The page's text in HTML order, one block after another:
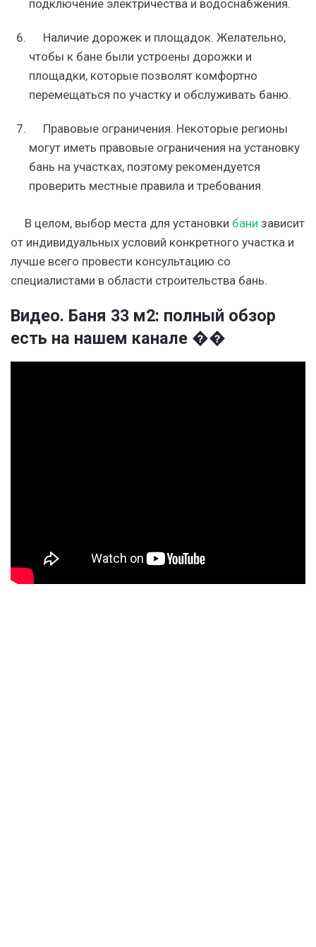
подключение электричества и водоснабжения.
Наличие дорожек и площадок. Желательно,
чтобы к бане были устроены дорожки и
площадки, которые позволят комфортно
перемещаться по участку и обслуживать баню.
Правовые ограничения. Некоторые регионы
могут иметь правовые ограничения на установку
бань на участках, поэтому рекомендуется
проверить местные правила и требования.
В целом, выбор места для установки бани зависит
от индивидуальных условий конкретного участка и
лучше всего провести консультацию со
специалистами в области строительства бань.
Видео. Баня 33 м2: полный обзор
есть на нашем канале ��